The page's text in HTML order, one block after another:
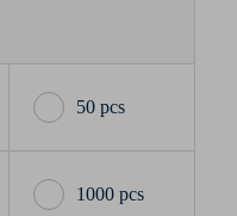
50 pcs
1000 pcs